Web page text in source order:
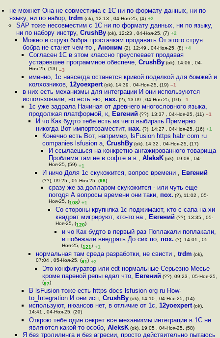
не можнет Она не совместима с 1С ни по формату данных, ни по
языку, ни по набор,trdm (ok), 12:13 , 04-Ноя-25, (4) +2
SAP тоже несовместим с 1С ни по формату данных, ни по языку,
ни по набору инстру, CrushBy(ok), 12:23 , 04-Ноя-25, (7) +2
Можно и струю бобра простачкам продавать От этого струя
бобра не станет чем-то , Аноним (2), 12:49 , 04-Ноя-25, (8) +4
Согласен 1С в этом классно преуспевает продавая
устаревшее программное обеспече,CrushBy (ok), 14:06 , 04-
Ноя-25, (13) –3
именно, 1с навсегда останется кривой поделкой для бомжей и
колхозников,12yoexpert (ok), 14:39 , 04-Ноя-25, (19) –1
в них есть механизмы для интеграции И они используются
использовали, но есть ню, нах. (?), 13:09 , 04-Ноя-25, (10) –1
1с уже задрала Начиная от древнего многословного языка,
продолжая платформой, к, Евгений (??), 13:37 , 04-Ноя-25, (11) –1
И чо Как будто тебе есть из чего выбирать Примерно
никогда Вот импортозаместит, нах. (?), 14:27 , 04-Ноя-25, (16) +1
Конечно есть Вот, например, lsFusion https habr com ru
companies lsfusion a, CrushBy(ok), 14:32 , 04-Ноя-25, (17)
И ссылаешься на конкретно ангажированного товарища
Проблема там не в софте а в ,AleksK (ok), 19:08 , 04-
Ноя-25, (59) +1
И ничо Доля 1с скукожится, вопрос времени , Евгений
(??), 09:25 , 05-Ноя-25, (98)
сразу же за долларом скукожится - или чуть еще
погодя А вопросы времени они таки, пох. (?), 11:02 , 05-
Ноя-25, (108) +1
Со стороны крупняка 1с поджимают, кто с сапа на хи
квадрат мигрируют, кто-то на , Евгений (??), 13:35 , 05-
Ноя-25, (120)
и чо Как будто в первый раз Поплакали поплакали,
и побежали внедрять До сих по, пох. (?), 14:01 , 05-
Ноя-25, (121) +1
нормальная там среда разработки, не свисти , trdm (ok),
07:04 , 05-Ноя-25, (91) +2
Это конфигуратор или edt нормальные Серьезно Месье
кроме пареной репы едал что, Евгений (??), 09:23 , 05-Ноя-25,
(97)
В lsFusion тоже есть https docs lsfusion org ru How-
to_Integration И они исп,CrushBy (ok), 14:10 , 04-Ноя-25, (14)
используют, нюансов нет, в отличие от 1с,12yoexpert (ok),
14:41 , 04-Ноя-25, (20)
Открою тебе один секрет все механизмы интеграции в 1С не
являются какой-то особо,AleksK (ok), 19:05 , 04-Ноя-25, (58)
Я без тролилинга и без агресии, просто действительно пытаюсь